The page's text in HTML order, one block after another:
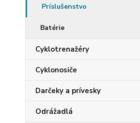
Príslušenstvo
Batérie
Cyklotrenažéry
Cyklonosiče
Darčeky a prívesky
Odrážadlá